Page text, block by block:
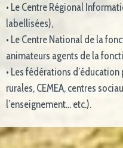
• Le Centre Régional
labellisées),
• Le Centre National de la
animateurs agents de la
• Les fédérations
rurales, CEMEA, centres
l’enseignement… etc.).